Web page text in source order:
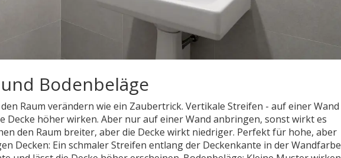
Bodenbeläge
Raum verändern wie ein Zaubertrick. Vertikale Streifen - auf einer Wand
Decke höher wirken. Aber nur auf einer Wand anbringen, sonst wirkt es
den Raum breiter, aber die Decke wirkt niedriger. Perfekt für hohe, aber
Decken: Ein schmaler Streifen entlang der Deckenkante in der Wandfarbe